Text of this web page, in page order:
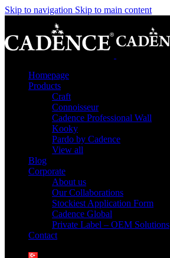
Skip to navigation Skip to main content
Homepage
Products
Craft
Connoisseur
Cadence Professional Wall
Kooky
Pardo by Cadence
View all
Blog
Corporate
About us
Our Collaborations
Stockiest Application Form
Cadence Global
Private Label – OEM Solutions
Contact